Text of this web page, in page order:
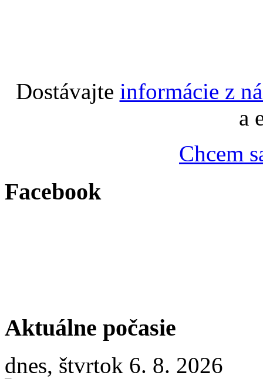
Dostávajte informácie z
a
Chcem
Facebook
Aktuálne počasie
dnes, štvrtok 6. 8. 2026